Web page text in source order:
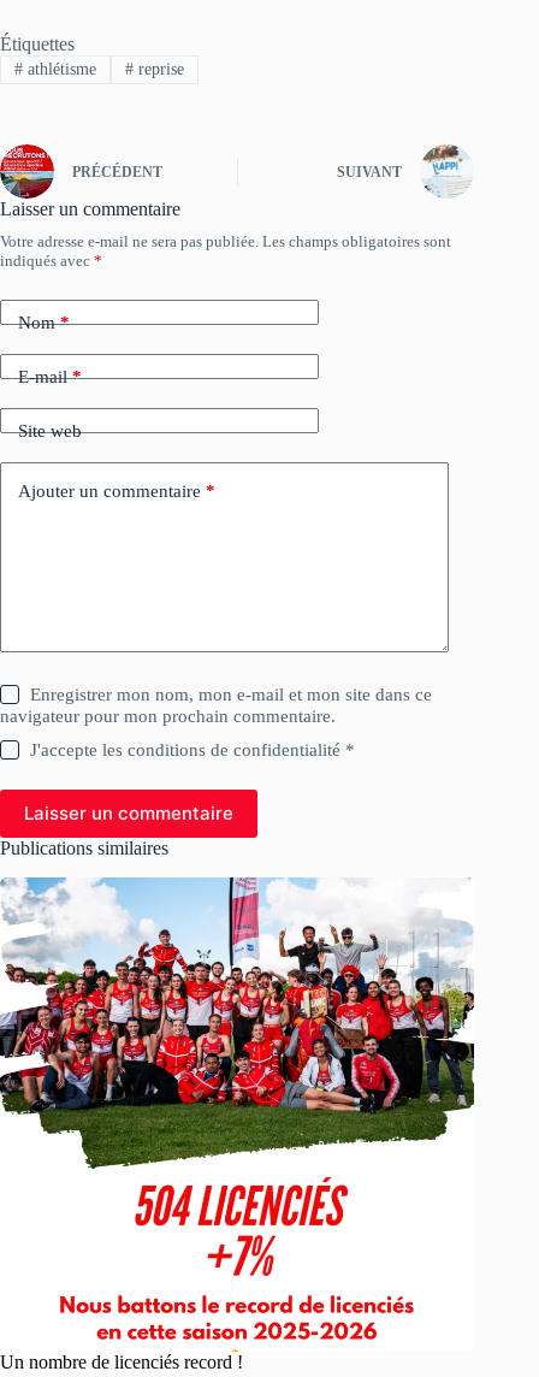
Étiquettes
#athlétisme #reprise
PRÉCÉDENT SUIVANT
Laisser un commentaire
Votre adresse e-mail ne sera pas publiée. Les champs obligatoires sont
indiqués avec *
Nom*
E-mail*
Site web
Ajouter un commentaire *
Enregistrer mon nom, mon e-mail et mon site dans ce
navigateur pour mon prochain commentaire.
J'accepte les conditions de confidentialité *
Laisser un commentaire
Publications similaires
Un nombre de licenciés record !